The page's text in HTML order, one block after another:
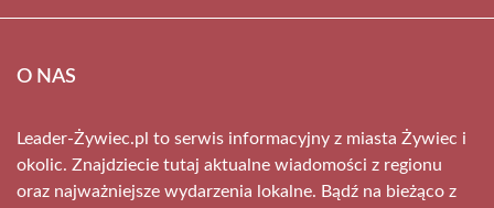
O NAS
Leader-Żywiec.pl to serwis informacyjny z miasta Żywiec i
okolic. Znajdziecie tutaj aktualne wiadomości z regionu
oraz najważniejsze wydarzenia lokalne. Bądź na bieżąco z